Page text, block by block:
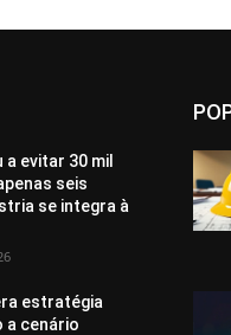
a evitar 30 mil
seis
se integra à
estratégia
a cenário